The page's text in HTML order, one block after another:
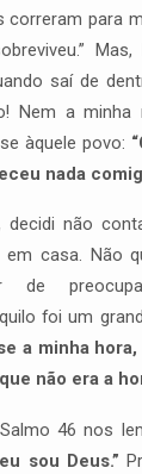
para
saí de
Nem a
àquele povo:
nada
decidi não
em casa. Não
de
foi um
a minha
não era a
46 nos
sou Deus.”